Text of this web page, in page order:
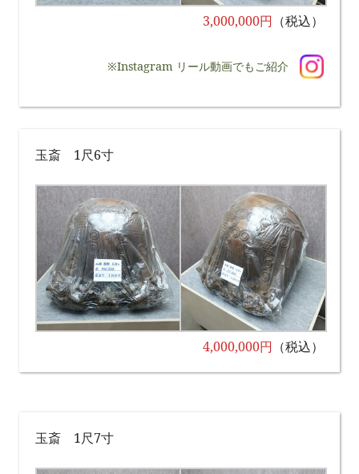
3,000,000円 （税込）
※Instagram リール動画でもご紹介
玉斎 1尺6寸
4,000,000円 （税込）
玉斎 1尺7寸